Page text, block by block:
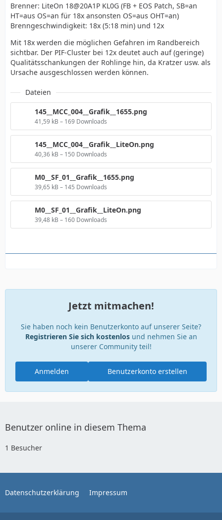
Brenner: LiteOn 18@20A1P KL0G (FB + EOS Patch, SB=an
HT=aus OS=an für 18x ansonsten OS=aus OHT=an)
Brenngeschwindigkeit: 18x (5:18 min) und 12x
Mit 18x werden die möglichen Gefahren im Randbereich
sichtbar. Der PIF-Cluster bei 12x deutet auch auf (geringe)
Qualitätsschankungen der Rohlinge hin, da Kratzer usw. als
Ursache ausgeschlossen werden können.
Dateien
145__MCC_004__Grafik__1655.png
41,59 kB – 169 Downloads
145__MCC_004__Grafik__LiteOn.png
40,36 kB – 150 Downloads
M0__SF_01__Grafik__1655.png
39,65 kB – 145 Downloads
M0__SF_01__Grafik__LiteOn.png
39,48 kB – 160 Downloads
Jetzt mitmachen!
Sie haben noch kein Benutzerkonto auf unserer Seite?
Registrieren Sie sich kostenlosund nehmen Sie an
unserer Community teil!
Benutzerkonto erstellen
Anmelden
Benutzer online in diesem Thema
1 Besucher
Datenschutzerklärung Impressum